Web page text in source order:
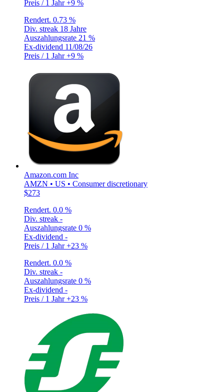
Preis / 1 Jahr+9 %
Rendert. 0.73 %
Div. streak 18 Jahre
Auszahlungsrate 21 %
Ex-dividend 11/08/26
Preis / 1 Jahr+9 %
Amazon.com Inc
AMZN • US • Consumer discretionary
$273
Rendert. 0.0 %
Div. streak -
Auszahlungsrate 0 %
Ex-dividend -
Preis / 1 Jahr+23 %
Rendert. 0.0 %
Div. streak -
Auszahlungsrate 0 %
Ex-dividend -
Preis / 1 Jahr+23 %